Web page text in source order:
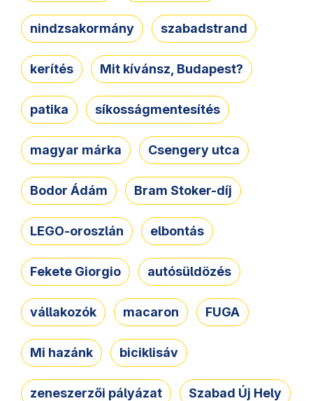
nindzsakormány szabadstrand
kerítés Mit kívánsz, Budapest?
patika síkosságmentesítés
magyar márka Csengery utca
Bodor Ádám Bram Stoker-díj
LEGO-oroszlán elbontás
Fekete Giorgio autósüldözés
vállakozók macaron FUGA
Mi hazánk biciklisáv
zeneszerzői pályázat Szabad Új Hely